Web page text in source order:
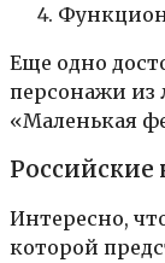
Еще одно
персонажи из
«Маленькая
Интересно,
которой